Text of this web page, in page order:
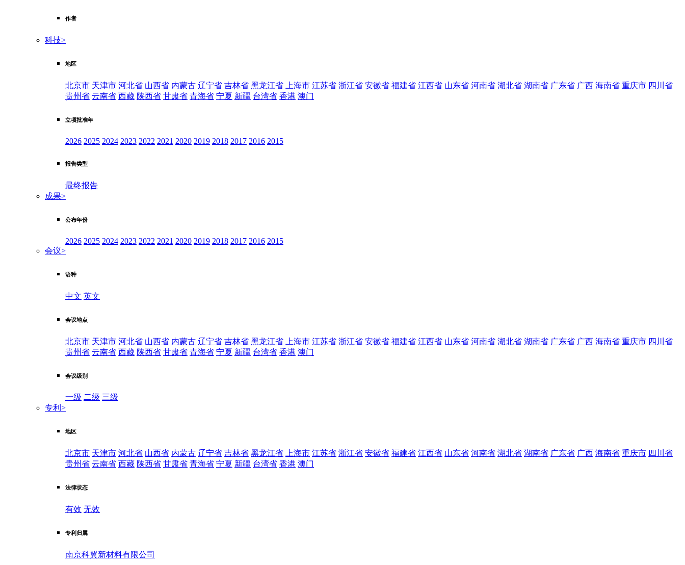
作者
科技>
地区
北京市 天津市 河北省 山西省 内蒙古 辽宁省 吉林省 黑龙江省 上海市 江苏省 浙江省 安徽省 福建省 江西省 山东省 河南省 湖北省 湖南省 广东省 广西 海南省 重庆市 四川省
贵州省 云南省 西藏 陕西省 甘肃省 青海省 宁夏 新疆 台湾省 香港 澳门
立项批准年
2026 2025 2024 2023 2022 2021 2020 2019 2018 2017 2016 2015
报告类型
最终报告
成果>
公布年份
2026 2025 2024 2023 2022 2021 2020 2019 2018 2017 2016 2015
会议>
语种
中文 英文
会议地点
北京市 天津市 河北省 山西省 内蒙古 辽宁省 吉林省 黑龙江省 上海市 江苏省 浙江省 安徽省 福建省 江西省 山东省 河南省 湖北省 湖南省 广东省 广西 海南省 重庆市 四川省
贵州省 云南省 西藏 陕西省 甘肃省 青海省 宁夏 新疆 台湾省 香港 澳门
会议级别
一级 二级 三级
专利 >
地区
北京市 天津市 河北省 山西省 内蒙古 辽宁省 吉林省 黑龙江省 上海市 江苏省 浙江省 安徽省 福建省 江西省 山东省 河南省 湖北省 湖南省 广东省 广西 海南省 重庆市 四川省
贵州省 云南省 西藏 陕西省 甘肃省 青海省 宁夏 新疆 台湾省 香港 澳门
法律状态
有效 无效
专利归属
南京科翼新材料有限公司